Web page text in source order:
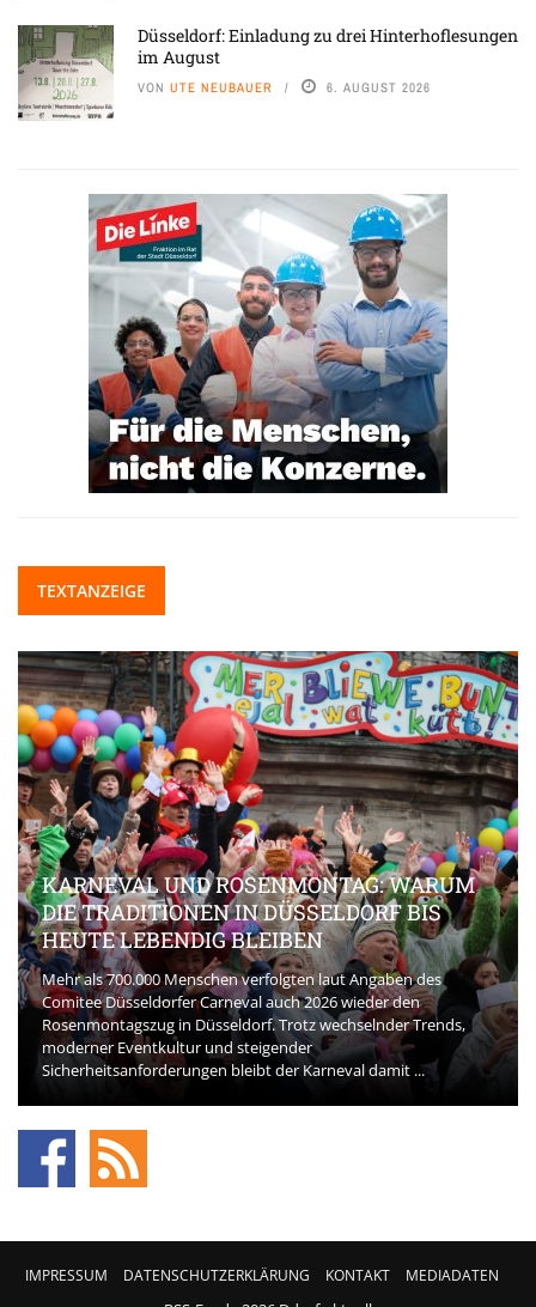
Düsseldorf: Einladung zu drei Hinterhoflesungen
im August
VON UTE NEUBAUER 6. AUGUST 2026
TEXTANZEIGE
KARNEVAL UND ROSENMONTAG: WARUM
DIE TRADITIONEN IN DÜSSELDORF BIS
HEUTE LEBENDIG BLEIBEN
Mehr als 700.000 Menschen verfolgten laut Angaben des
Comitee Düsseldorfer Carneval auch 2026 wieder den
Rosenmontagszug in Düsseldorf. Trotz wechselnder Trends,
moderner Eventkultur und steigender
Sicherheitsanforderungen bleibt der Karneval damit ...
IMPRESSUM DATENSCHUTZERKLÄRUNG KONTAKT MEDIADATEN